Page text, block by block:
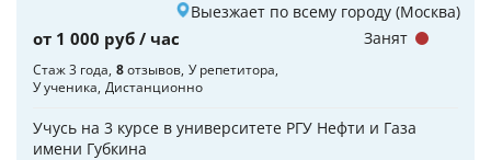
Выезжает по всему городу (Москва)
от 1 000 руб / час
Стаж 3 года 8отзывов У репетитора
У ученика Дистанционно
Учусь на 3 курсе в университете РГУ Нефти и Газа
имени Губкина
Занят